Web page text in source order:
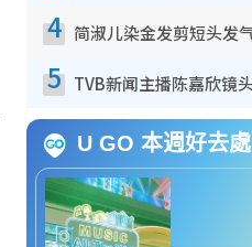
4
5
U GO 本週好去處